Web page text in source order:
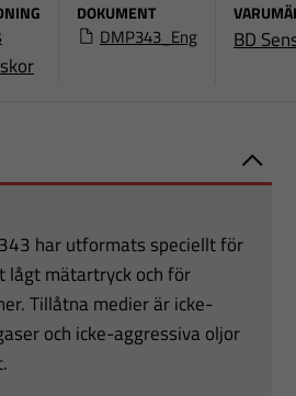
DOKUMENT
DMP343_Eng BD
har utformats speciellt för
lågt mätartryck och för
Tillåtna medier är icke-
och icke-aggressiva oljor